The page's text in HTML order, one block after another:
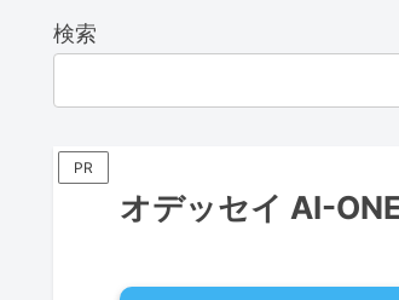
検索
PR
オデッセイ AI-